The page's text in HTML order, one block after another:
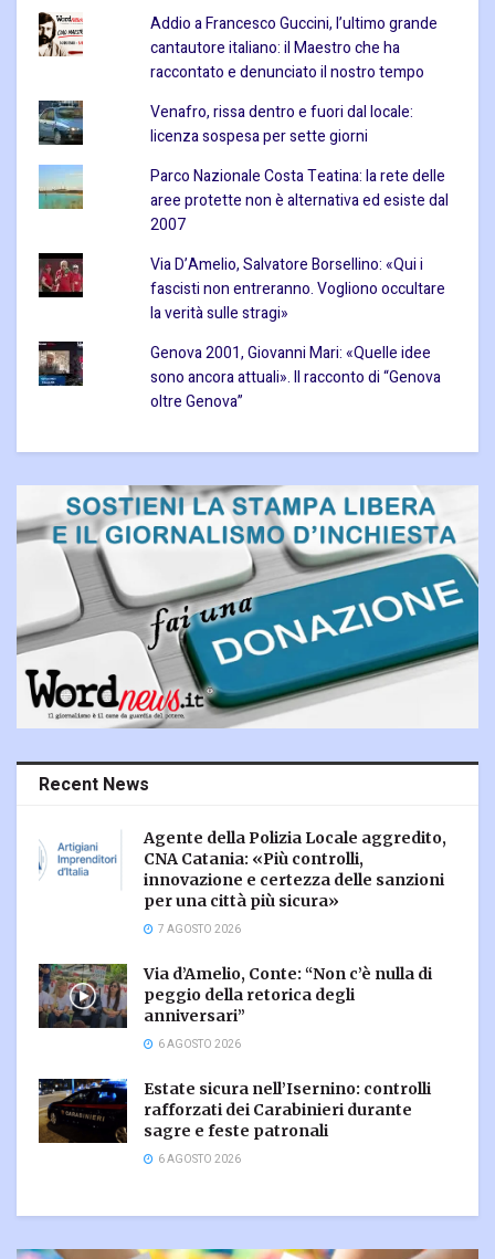
Addio a Francesco Guccini, l’ultimo grande
cantautore italiano: il Maestro che ha
raccontato e denunciato il nostro tempo
Venafro, rissa dentro e fuori dal locale:
licenza sospesa per sette giorni
Parco Nazionale Costa Teatina: la rete delle
aree protette non è alternativa ed esiste dal
2007
Via D’Amelio, Salvatore Borsellino: «Qui i
fascisti non entreranno. Vogliono occultare
la verità sulle stragi»
Genova 2001, Giovanni Mari: «Quelle idee
sono ancora attuali». Il racconto di “Genova
oltre Genova”
Recent News
Agente della Polizia Locale aggredito,
CNA Catania: «Più controlli,
innovazione e certezza delle sanzioni
per una città più sicura»
7 AGOSTO 2026
Via d’Amelio, Conte: “Non c’è nulla di
peggio della retorica degli
anniversari”
6 AGOSTO 2026
Estate sicura nell’Isernino: controlli
rafforzati dei Carabinieri durante
sagre e feste patronali
6 AGOSTO 2026